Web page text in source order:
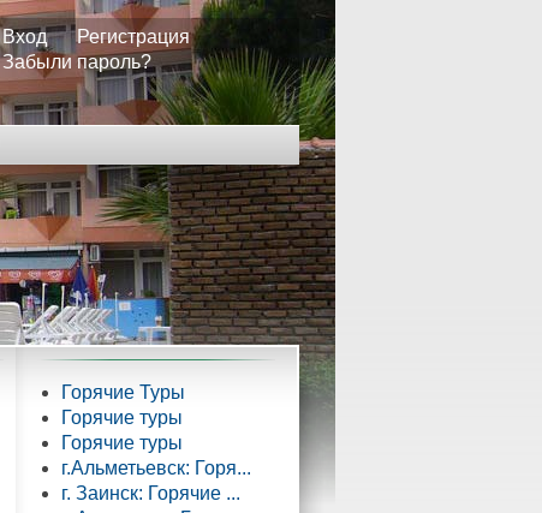
Вход
Регистрация
Забыли пароль?
Горячие Туры
Горячие туры
Горячие туры
г.Альметьевск: Горя...
г. Заинск: Горячие ...